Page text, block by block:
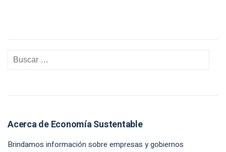
Acerca de Economía Sustentable
Brindamos información sobre empresas y gobiernos